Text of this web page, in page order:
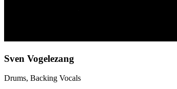
Sven Vogelezang
Drums, Backing Vocals